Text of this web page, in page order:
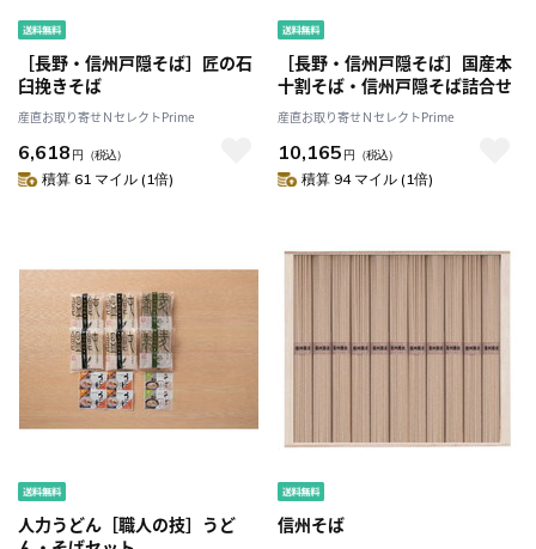
［長野・信州戸隠そば］匠の石
臼挽きそば
産直お取り寄せＮセレクトPrime
6,618 円 （税込）
積算 61 マイル (1倍)
［長野・信州戸隠そば］国産本
十割そば・信州戸隠そば詰合せ
産直お取り寄せＮセレクトPrime
10,165 円 （税込）
積算 94 マイル (1倍)
人力うどん［職人の技］うど
信州そば